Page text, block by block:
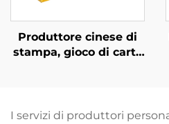
Produttore cinese di
stampa, gioco di carte
entrambi i lati
I servizi di produttori